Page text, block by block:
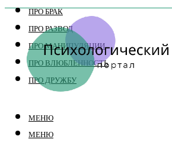
ПРО БРАК
ПРО РАЗВОД
ПРО МАНИПУЛЯЦИИ
ПРО ВЛЮБЛЕННОСТЬ
ПРО ДРУЖБУ
МЕНЮ
МЕНЮ